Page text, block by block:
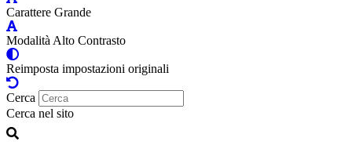
Carattere Grande
Modalità Alto Contrasto
Reimposta impostazioni originali
Cerca
Cerca nel sito